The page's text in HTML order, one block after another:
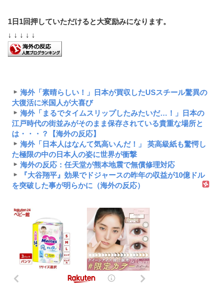
1日1回押していただけると大変励みになります。
↓ ↓ ↓ ↓ ↓
海外「素晴らしい！」日本が買収したUSスチール驚異の
大復活に米国人が大喜び
海外「まるでタイムスリップしたみたいだ…！」日本の
江戸時代の街並みがそのまま保存されている貴重な場所と
は・・・？【海外の反応】
海外「日本人はなんて気高いんだ！」 英高級紙も驚愕し
た極限の中の日本人の姿に世界が衝撃
海外の反応：任天堂が熊本地震で無償修理対応
『大谷翔平』効果でドジャースの昨年の収益が10億ドル
を突破した事が明らかに（海外の反応）